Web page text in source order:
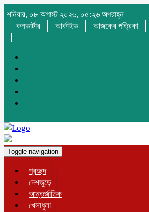
শনিবার, ০৮ অগাস্ট ২০২৬, ০৫:২৬ অপরাহ্ন
কনভার্টার
আর্কাইভ আজকের পত্রিকা
Toggle navigation
প্রচ্ছদ
দেশজুড়ে
আন্তর্জাতিক
খেলাধুলা